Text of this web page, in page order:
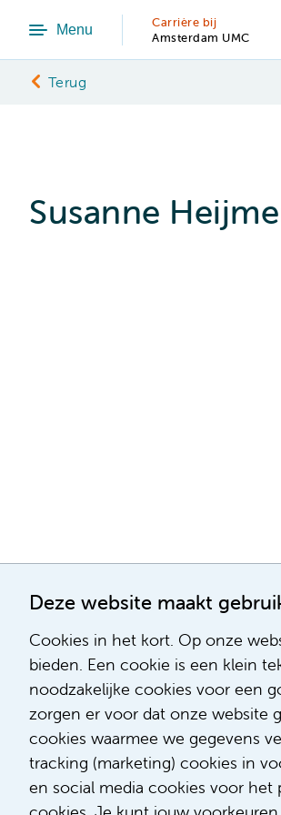
Deze website maakt
Cookies in het kort. Op onze
bieden. Een cookie is een klein
noodzakelijke cookies voor een
zorgen er voor dat onze website
cookies waarmee we gegevens
tracking (marketing) cookies in
en social media cookies voor het
Menu
Carrière bij
Amsterdam UMC
Terug
Susanne